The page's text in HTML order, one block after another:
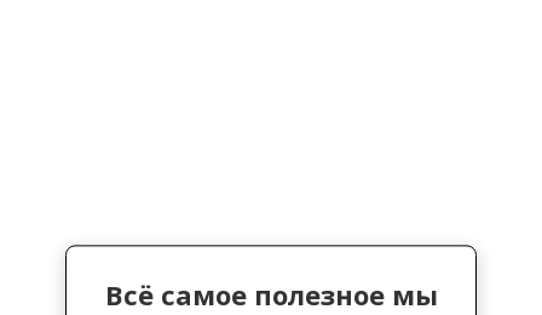
Всё самое полезное мы